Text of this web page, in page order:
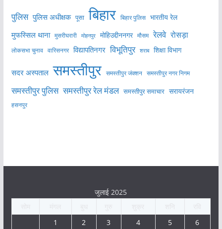
पुलिस पुलिस अधीक्षक पूसा बिहार बिहार पुलिस भारतीय रेल
मुफस्सिल थाना मुसरीघरारी मोहनपुर मोहिउद्दीननगर मौसम रेलवे रोसड़ा
लोकसभा चुनाव वारिसनगर विद्यापतिनगर विभूतिपुर शराब शिक्षा विभाग
सदर अस्पताल समस्तीपुर समस्तीपुर जंक्शन समस्तीपुर नगर निगम
समस्तीपुर पुलिस समस्तीपुर रेल मंडल समस्तीपुर समाचार सरायरंजन
हसनपुर
जुलाई 2025
1
2 3 4 5 6